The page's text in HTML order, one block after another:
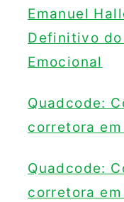
Emanuel
Definitivo
Emocional
Quadcode:
corretora
Quadcode:
corretora